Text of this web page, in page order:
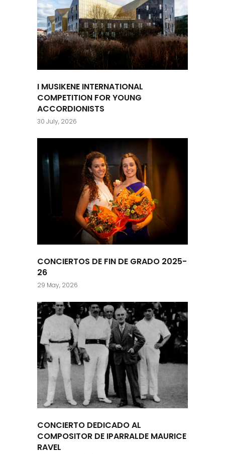
I MUSIKENE INTERNATIONAL
COMPETITION FOR YOUNG
ACCORDIONISTS
30 July, 2026
CONCIERTOS DE FIN DE GRADO 2025-
26
29 May, 2026
CONCIERTO DEDICADO AL
COMPOSITOR DE IPARRALDE MAURICE
RAVEL